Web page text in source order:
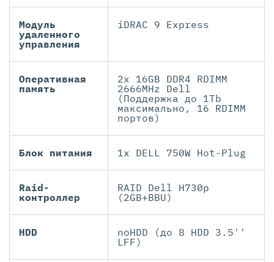
Модуль
удаленного
управления
iDRAC 9 Express
Оперативная
память
2x 16GB DDR4 RDIMM
2666MHz Dell
(Поддержка до 1Tb
максимально, 16 RDIMM
портов)
Блок питания 1x DELL 750W Hot-Plug
Raid-
контроллер
RAID Dell H730p
(2GB+BBU)
HDD
noHDD (до 8 HDD 3.5''
LFF)